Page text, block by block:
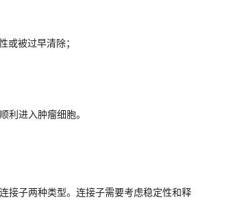
被过早清除；
利进入肿瘤细胞。
接子两种类型。连接子需要考虑稳定性和释